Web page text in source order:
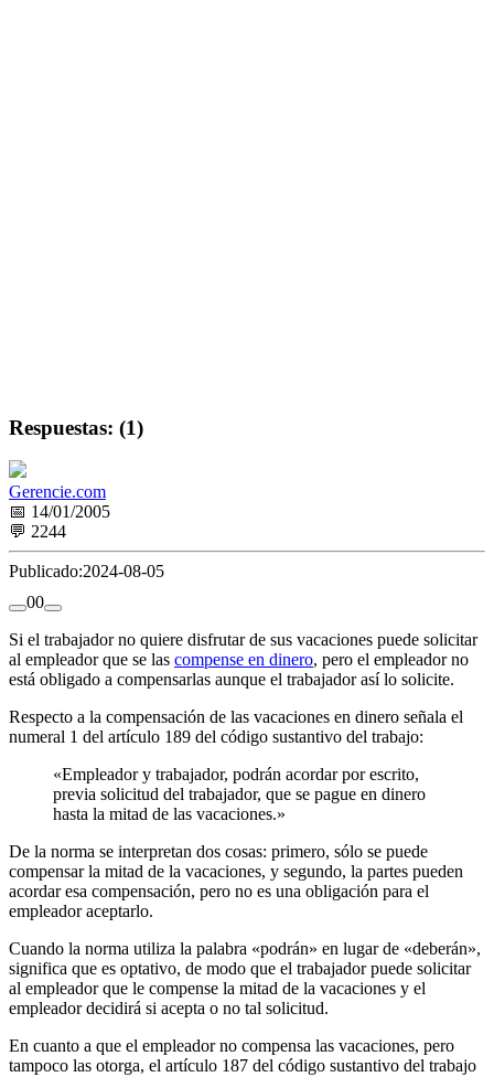
Respuestas: (1)
Gerencie.com
📅 14/01/2005
💬 2244
Publicado:2024-08-05
00
Si el trabajador no quiere disfrutar de sus vacaciones puede solicitar
al empleador que se las compense en dinero, pero el empleador no
está obligado a compensarlas aunque el trabajador así lo solicite.
Respecto a la compensación de las vacaciones en dinero señala el
numeral 1 del artículo 189 del código sustantivo del trabajo:
«Empleador y trabajador, podrán acordar por escrito,
previa solicitud del trabajador, que se pague en dinero
hasta la mitad de las vacaciones.»
De la norma se interpretan dos cosas: primero, sólo se puede
compensar la mitad de la vacaciones, y segundo, la partes pueden
acordar esa compensación, pero no es una obligación para el
empleador aceptarlo.
Cuando la norma utiliza la palabra «podrán» en lugar de «deberán»,
significa que es optativo, de modo que el trabajador puede solicitar
al empleador que le compense la mitad de la vacaciones y el
empleador decidirá si acepta o no tal solicitud.
En cuanto a que el empleador no compensa las vacaciones, pero
tampoco las otorga, el artículo 187 del código sustantivo del trabajo